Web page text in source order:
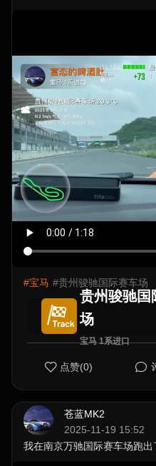
#宝马 #贵州骏驰国际赛车场
贵州骏驰国
场
宝马 1系进口
点赞(0)
苍蓝MK2
2025-11-19 15:52
我在南京万驰国际赛车场跑